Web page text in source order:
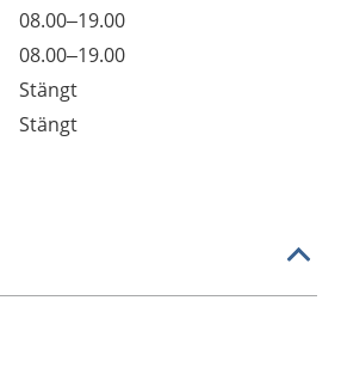
08.00–19.00
08.00–19.00
Stängt
Stängt